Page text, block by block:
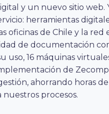
y un nuevo sitio web.
herramientas
oficinas de Chile y la
de documentación
uso, 16 máquinas
de
ahorrando horas
procesos.